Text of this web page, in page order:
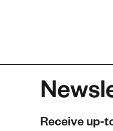
Receive up-